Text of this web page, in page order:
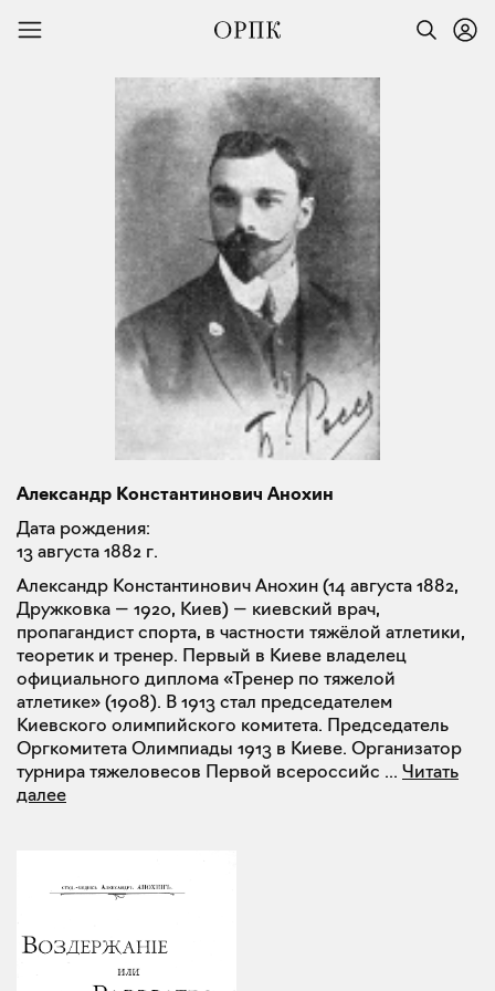
Александр Константинович Анохин
Дата рождения:
13 августа 1882 г.
Александр Константинович Анохин (14 августа 1882,
Дружковка — 1920, Киев) — киевский врач,
пропагандист спорта, в частности тяжёлой атлетики,
теоретик и тренер. Первый в Киеве владелец
официального диплома «Тренер по тяжелой
атлетике» (1908). В 1913 стал председателем
Киевского олимпийского комитета. Председатель
Оргкомитета Олимпиады 1913 в Киеве. Организатор
турнира тяжеловесов Первой всероссийс ... Читать
далее